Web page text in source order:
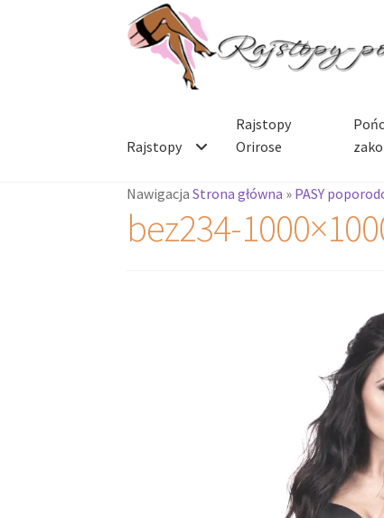
Przejdź
do
nawigacji
Przejdź
do
treści
Rajstopy
Rajstopy
Orirose
NawigacjaStrona główna » PASY
bez234-